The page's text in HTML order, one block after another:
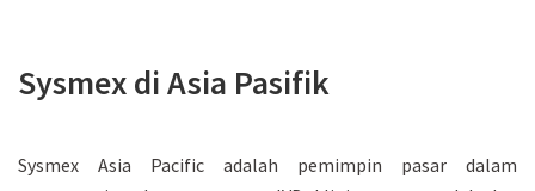
Sysmex di Asia Pasifik
Sysmex Asia Pacific adalah pemimpin pasar dalam